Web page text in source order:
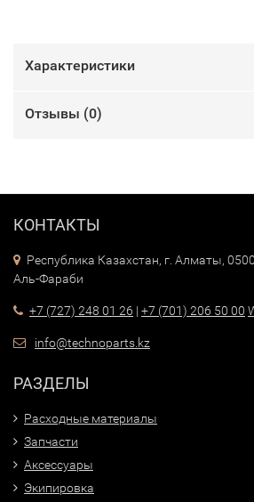
Характеристики
Отзывы (0)
КОНТАКТЫ
Республика Казахстан, г. Алматы,
Аль-Фараби
+7 (727) 248 01 26 | +7 (701) 206 50 00
info@technoparts.kz
РАЗДЕЛЫ
Расходные материалы
Запчасти
Аксессуары
Экипировка